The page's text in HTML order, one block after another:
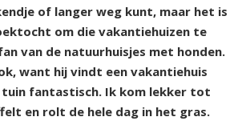
of langer weg kunt, maar het is
om die vakantiehuizen te
van de natuurhuisjes met honden.
want hij vindt een vakantiehuis
tuin fantastisch. Ik kom lekker tot
en rolt de hele dag in het gras.